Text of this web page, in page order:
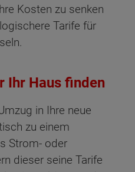
Kosten zu senken
Tarife für
Ihr Haus finden
in Ihre neue
zu einem
Strom- oder
dieser seine Tarife